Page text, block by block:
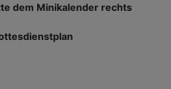
dem Minikalender rechts